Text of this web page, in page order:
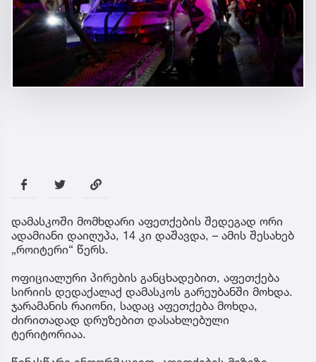
დამასკოში მომხდარი აფეთქების შედეგად ორი
ადამიანი დაიღუპა, 14 კი დაშავდა, – ამის შესახებ
„როიტერი“ წერს.
ოფიციალური პირების განცხადებით, აფეთქება
სირიის დედაქალაქ დამასკოს გარეუბანში მოხდა.
ჯარამანის რაიონი, სადაც აფეთქება მოხდა,
ძირითადად დრუზებით დასახლებული
ტერიტორიაა.